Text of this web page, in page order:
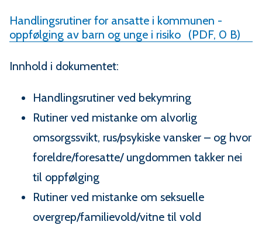
Handlingsrutiner for ansatte i kommunen -
oppfølging av barn og unge i risiko (PDF, 0 B)
Innhold i dokumentet:
Handlingsrutiner ved bekymring
Rutiner ved mistanke om alvorlig
omsorgssvikt, rus/psykiske vansker – og hvor
foreldre/foresatte/ ungdommen takker nei
til oppfølging
Rutiner ved mistanke om seksuelle
overgrep/familievold/vitne til vold